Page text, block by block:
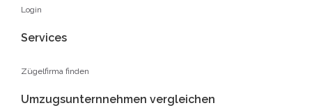
Login
Services
Zügelfirma finden
Umzugsunternnehmen vergleichen